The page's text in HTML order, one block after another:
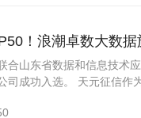
！浪潮卓数大数
合山东省数据和信息技术
司成功入选。 天元征信